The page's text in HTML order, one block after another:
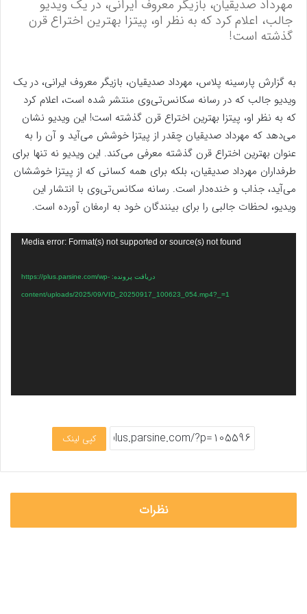
مهرداد صدیقیان، بازیگر معروف ایرانی، در یک ویدیو
جالب، اعلام کرد که به نظر او، پیتزا بهترین اختراع قرن
گذشته است!
به گزارش پارسینه پلاس، مهرداد صدیقیان، بازیگر معروف ایرانی، در یک
ویدیو جالب که در رسانه سکانس‌تی‌وی منتشر شده است، اعلام کرد
که به نظر او، پیتزا بهترین اختراع قرن گذشته است! این ویدیو نشان
می‌دهد که مهرداد صدیقیان چقدر از پیتزا خوشش می‌آید و آن را به
عنوان بهترین اختراع قرن گذشته معرفی می‌کند. این ویدیو نه تنها برای
طرفداران مهرداد صدیقیان، بلکه برای همه کسانی که از پیتزا خوششان
می‌آید، جذاب و خنده‌دار است. رسانه سکانس‌تی‌وی با انتشار این
ویدیو، لحظات جالبی را برای بینندگان خود به ارمغان آورده است.
Media error: Format(s) not supported or source(s) not found
دریافت پرونده: https://plus.parsine.com/wp-
content/uploads/2025/09/VID_20250917_100623_054.mp4?_=1
کپی لینک
نظرات